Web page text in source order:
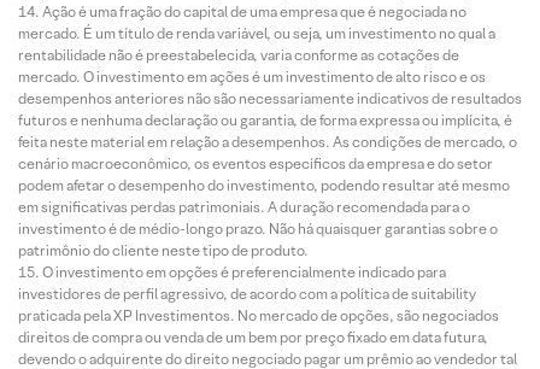
Ação é uma fração do capital de uma empresa que é negociada no
mercado. É um título de renda variável, ou seja, um investimento no qual a
rentabilidade não é preestabelecida, varia conforme as cotações de
mercado. O investimento em ações é um investimento de alto risco e os
desempenhos anteriores não são necessariamente indicativos de resultados
futuros e nenhuma declaração ou garantia, de forma expressa ou implícita, é
feita neste material em relação a desempenhos. As condições de mercado, o
cenário macroeconômico, os eventos específicos da empresa e do setor
podem afetar o desempenho do investimento, podendo resultar até mesmo
em significativas perdas patrimoniais. A duração recomendada para o
investimento é de médio-longo prazo. Não há quaisquer garantias sobre o
patrimônio do cliente neste tipo de produto.
O investimento em opções é preferencialmente indicado para
investidores de perfil agressivo, de acordo com a política de suitability
praticada pela XP Investimentos. No mercado de opções, são negociados
direitos de compra ou venda de um bem por preço fixado em data futura,
devendo o adquirente do direito negociado pagar um prêmio ao vendedor tal